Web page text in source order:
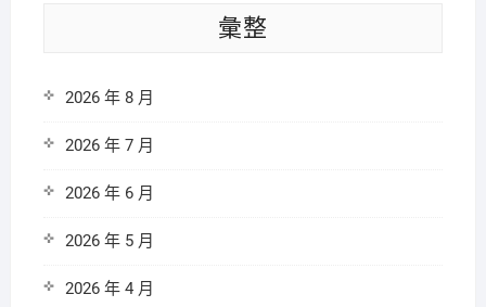
彙整
2026 年 8 月
2026 年 7 月
2026 年 6 月
2026 年 5 月
2026 年 4 月